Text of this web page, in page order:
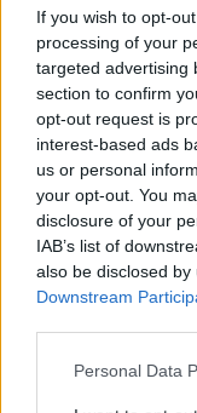
If you wish to opt-
processing of your
targeted advertising
section to confirm
opt-out request is
interest-based ads
us or personal
your opt-out. You
disclosure of your
IAB’s list of
also be disclosed
Downstream
Please note that
Personal Data
AUTORE